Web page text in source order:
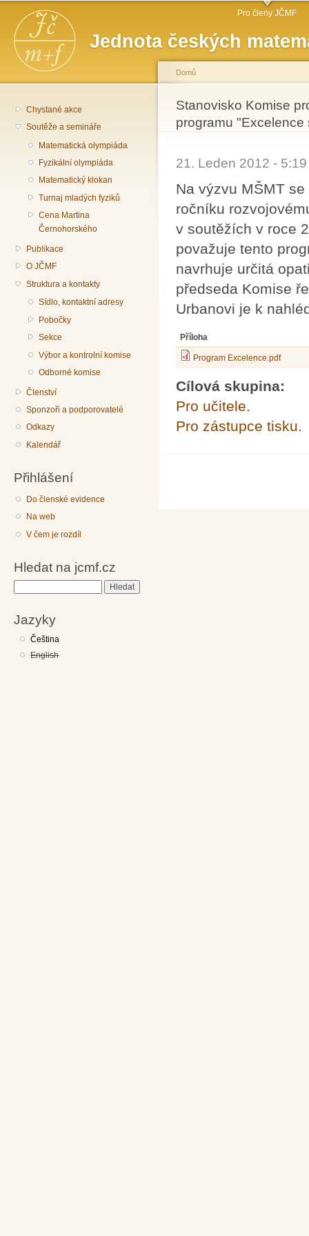
Jednota českých
Hlavní menu Pro členy JČMF
Chystané akce
Soutěže a semináře
Matematická olympiáda
Fyzikální olympiáda
Matematický klokan
Turnaj mladých fyziků
Cena Martina
Černohorského
Publikace
O JČMF
Struktura a kontakty
Sídlo, kontaktní adresy
Pobočky
Sekce
Výbor a kontrolní komise
Odborné komise
Členství
Sponzoři a podporovatelé
Odkazy
Kalendář
Přihlášení
Do členské evidence
Na web
V čem je rozdíl
Hledat na jcmf.cz
Jazyky
Čeština
English
Jste zde
Domů
Stanovisko Komise
programu
21. Leden 2012 -
Na výzvu MŠMT
ročníku
v soutěžích v roce
považuje tento
navrhuje určitá
předseda Komise
Urbanovi je k
Příloha
Program Excelence.pdf
Cílová skupina:
Pro učitele.
Pro zástupce tisku.